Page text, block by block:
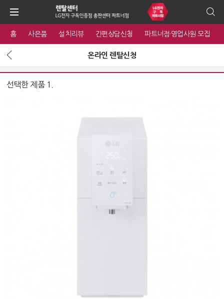
홈 사은품 설치리뷰 간편상담신청 파트너점·영업사원 모집
온라인 렌탈신청
선택한 제품 1.